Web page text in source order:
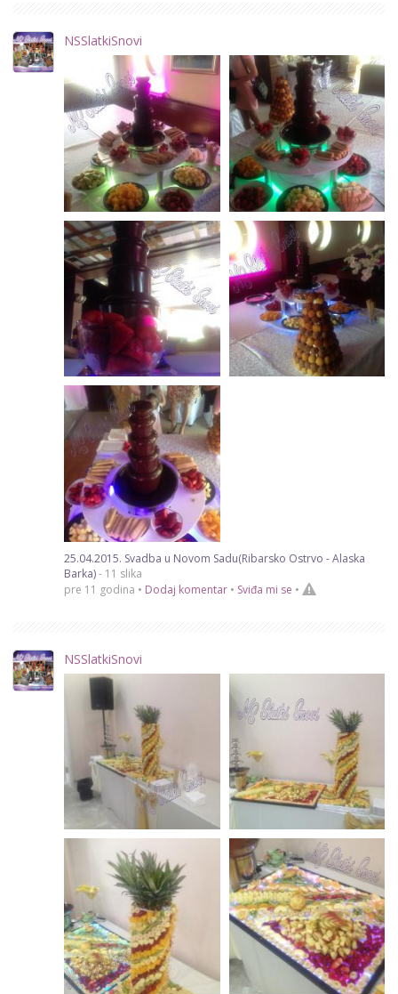
NSSlatkiSnovi
25.04.2015. Svadba u Novom Sadu(Ribarsko Ostrvo - Alaska
Barka)- 11 slika
pre 11 godina • Dodaj komentar • Sviđa mi se •
NSSlatkiSnovi